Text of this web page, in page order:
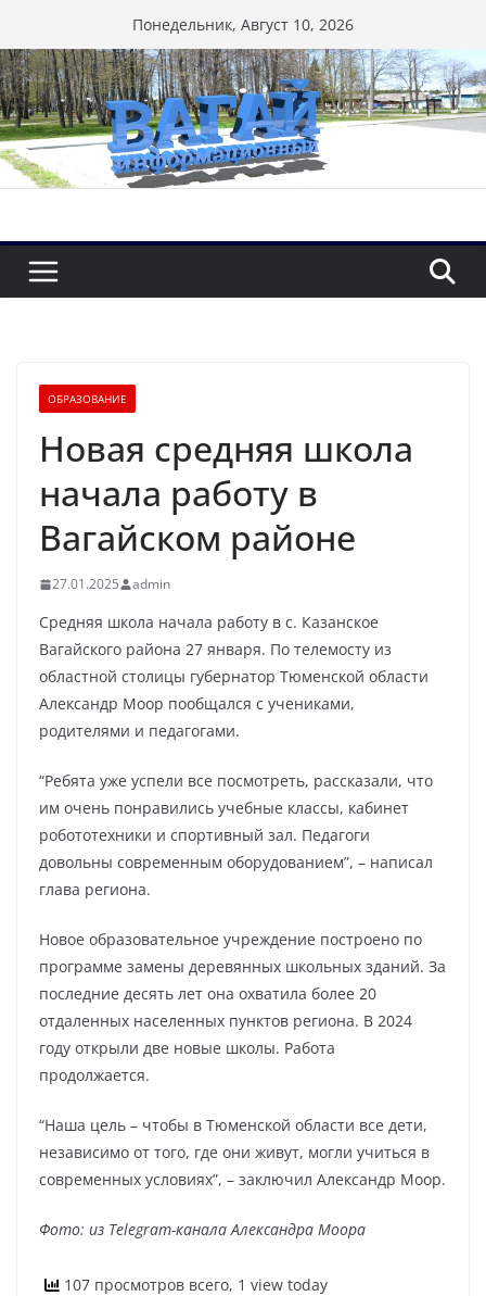
к
содержимому
Понедельник, Август 10, 2026
ОБРАЗОВАНИЕ
Новая средняя школа
начала работу в
Вагайском районе
27.01.2025 admin
Средняя школа начала работу в с. Казанское
Вагайского района 27 января. По телемосту из
областной столицы губернатор Тюменской области
Александр Моор пообщался с учениками,
родителями и педагогами.
“Ребята уже успели все посмотреть, рассказали, что
им очень понравились учебные классы, кабинет
робототехники и спортивный зал. Педагоги
довольны современным оборудованием”, – написал
глава региона.
Новое образовательное учреждение построено по
программе замены деревянных школьных зданий. За
последние десять лет она охватила более 20
отдаленных населенных пунктов региона. В 2024
году открыли две новые школы. Работа
продолжается.
“Наша цель – чтобы в Тюменской области все дети,
независимо от того, где они живут, могли учиться в
современных условиях”, – заключил Александр Моор.
Фото: из Telegram-канала Александра Моора
107 просмотров всего, 1 view today